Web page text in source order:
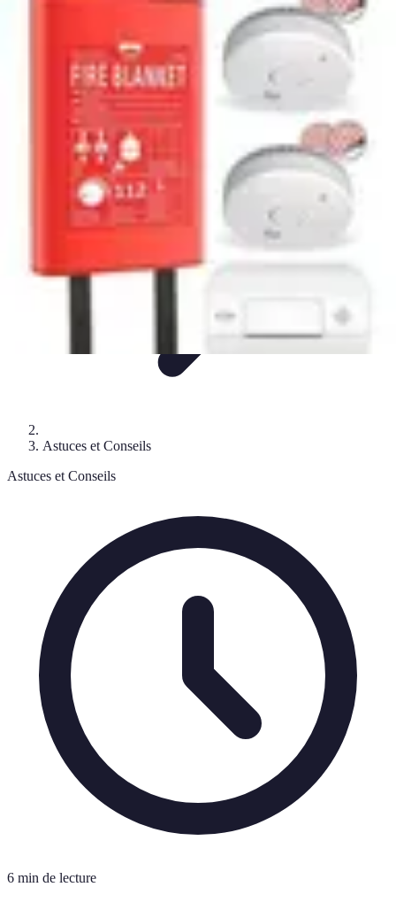
Avis & Comparatifs
Gâteaux Maison
Astuces et Conseils
Astuces et Conseils
6 min de lecture